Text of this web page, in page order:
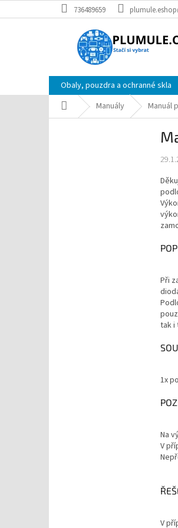
na
736489659
Obaly, pouzdra a ochranné skla
Domů Manuály Manuál
Při
tak i
1x
Na
V
V